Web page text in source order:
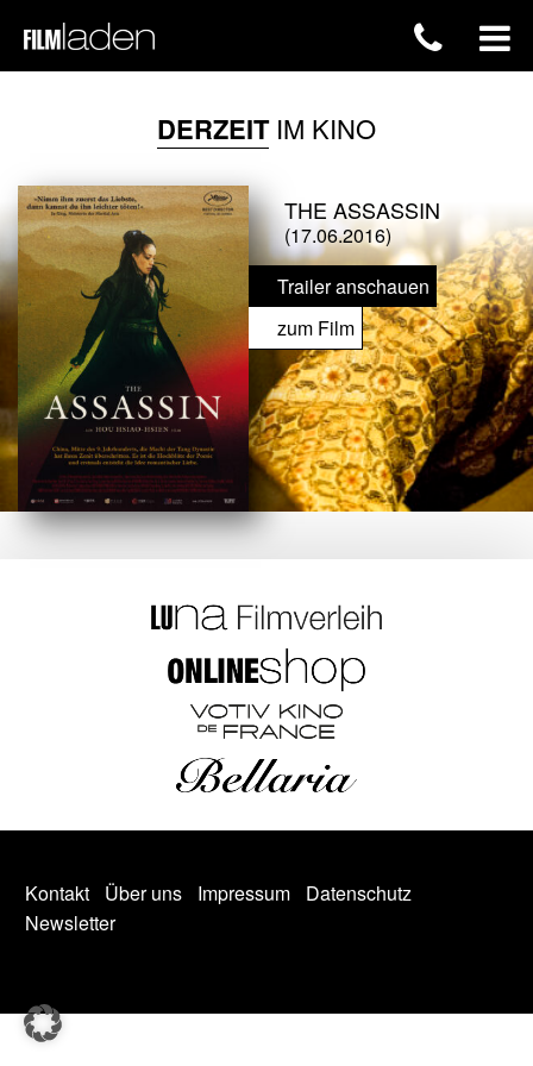
DERZEITIM KINO
THE ASSASSIN
(17.06.2016)
Trailer anschauen
zum Film
Kontakt Über uns Impressum
Datenschutz
Newsletter